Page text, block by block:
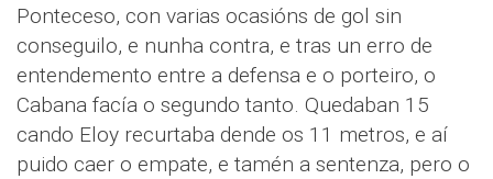
Ponteceso, con varias ocasións de gol sin
conseguilo, e nunha contra, e tras un erro de
entendemento entre a defensa e o porteiro, o
Cabana facía o segundo tanto. Quedaban 15
cando Eloy recurtaba dende os 11 metros, e aí
puido caer o empate, e tamén a sentenza, pero o